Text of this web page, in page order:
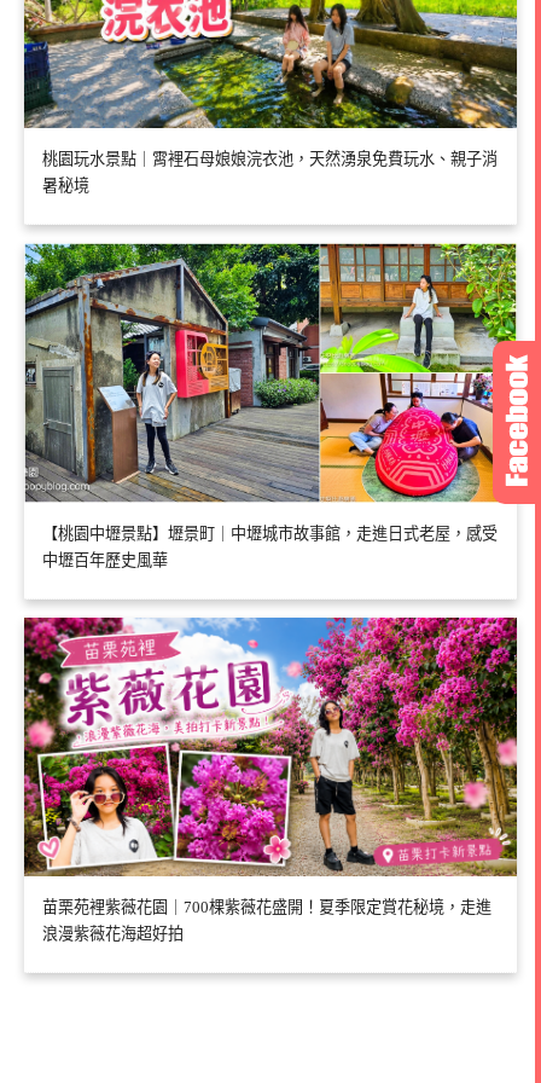
桃園玩水景點｜霄裡石母娘娘浣衣池，天然湧泉免費玩水、親子消
暑秘境
【桃園中壢景點】壢景町｜中壢城市故事館，走進日式老屋，感受
中壢百年歷史風華
苗栗苑裡紫薇花園｜700棵紫薇花盛開！夏季限定賞花秘境，走進
浪漫紫薇花海超好拍